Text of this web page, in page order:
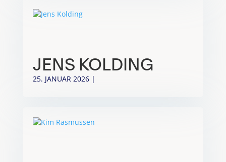
JENS KOLDING
25. JANUAR 2026|